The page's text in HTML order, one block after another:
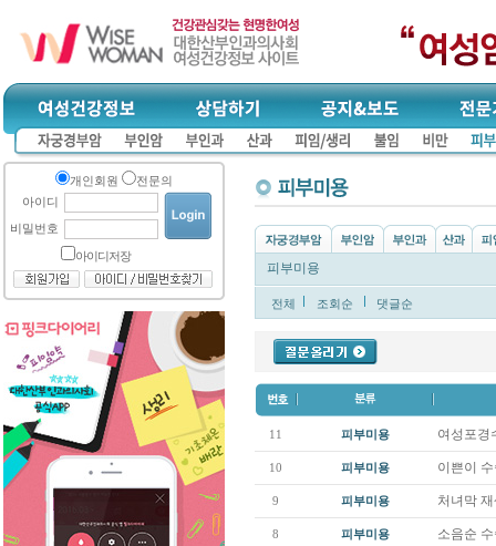
개인회원
전문의
아이디
비밀번호
아이디저장
피부미용
전체 조회순 댓글순
11 피부미용 여성포경
10 피부미용 이쁜이
9 피부미용 처녀막
8 피부미용 소음순